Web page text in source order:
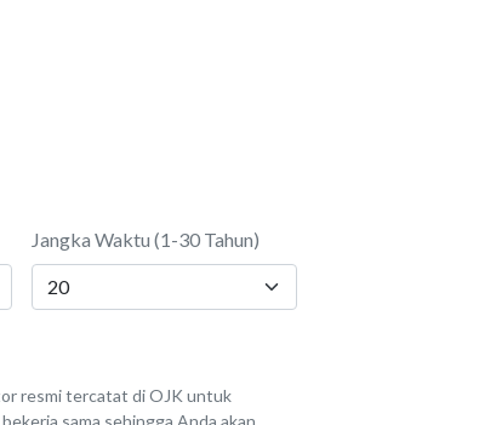
Jangka Waktu (1-30 Tahun)
resmi tercatat di OJK untuk